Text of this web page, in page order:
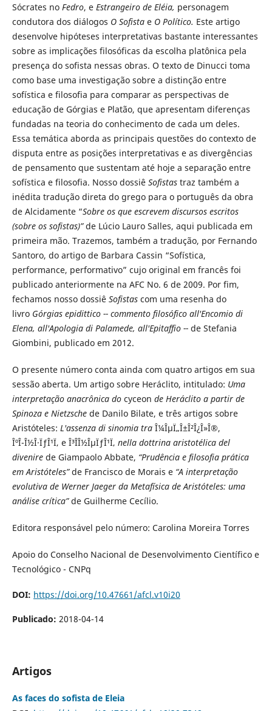
Sócrates no Fedro, e Estrangeiro de Eléia, personagem
condutora dos diálogos O Sofista e O Político. Este artigo
desenvolve hipóteses interpretativas bastante interessantes
sobre as implicações filosóficas da escolha platônica pela
presença do sofista nessas obras. O texto de Dinucci toma
como base uma investigação sobre a distinção entre
sofística e filosofia para comparar as perspectivas de
educação de Górgias e Platão, que apresentam diferenças
fundadas na teoria do conhecimento de cada um deles.
Essa temática aborda as principais questões do contexto de
disputa entre as posições interpretativas e as divergências
de pensamento que sustentam até hoje a separação entre
sofística e filosofia. Nosso dossiê Sofistas traz também a
inédita tradução direta do grego para o português da obra
de Alcidamente “Sobre os que escrevem discursos escritos
(sobre os sofistas)”de Lúcio Lauro Salles, aqui publicada em
primeira mão. Trazemos, também a tradução, por Fernando
Santoro, do artigo de Barbara Cassin “Sofística,
performance, performativo” cujo original em francês foi
publicado anteriormente na AFC No. 6 de 2009. Por fim,
fechamos nosso dossiê Sofistas com uma resenha do
livro Górgias epidittico -- commento filosófico all'Encomio di
Elena, all'Apologia di Palamede, all'Epitaffio -- de Stefania
Giombini, publicado em 2012.
O presente número conta ainda com quatro artigos em sua
sessão aberta. Um artigo sobre Heráclito, intitulado: Uma
interpretação anacrônica do cyceon de Heráclito a partir de
Spinoza e Nietzsche de Danilo Bilate, e três artigos sobre
Aristóteles: L'assenza di sinomia tra Î¼ÎµÏ„Î±Î²Î¿Î»Î®,
ÎºÎ¯Î½Î·ÏƒÎ¹Ï‚ e Î³Î­Î½ÎµÏƒÎ¹Ï‚ nella dottrina aristotélica del
divenire de Giampaolo Abbate, “Prudência e filosofia prática
em Aristóteles”de Francisco de Morais e“A interpretação
evolutiva de Werner Jaeger da Metafísica de Aristóteles: uma
análise crítica”de Guilherme Cecílio.
Editora responsável pelo número: Carolina Moreira Torres
Apoio do Conselho Nacional de Desenvolvimento Científico e
Tecnológico - CNPq
DOI: https://doi.org/10.47661/afcl.v10i20
Publicado: 2018-04-14
Artigos
As faces do sofista de Eleia